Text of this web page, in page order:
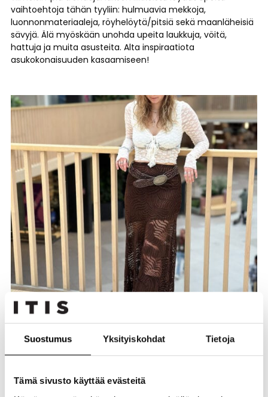
Suostumus Yksityiskohdat Tietoja
Tämä sivusto käyttää evästeitä
vaihtoehtoja tähän tyyliin: hulmuavia mekkoja,
luonnonmateriaaleja, röyhelöytä/pitsiä sekä maanläheisiä
sävyjä. Älä myöskään unohda upeita laukkuja, vöitä,
hattuja ja muita asusteita. Alta inspiraatiota
asukokonaisuuden kasaamiseen!
PaitaNew Yorker
Hinta: 7,99€